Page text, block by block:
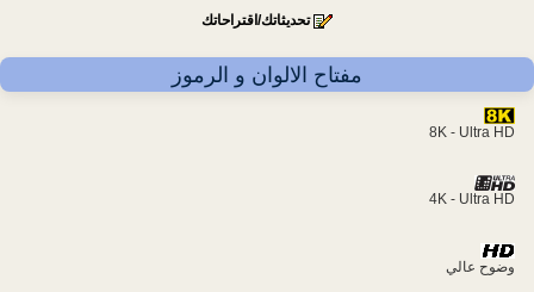
تحديثاتك/اقتراحاتك
مفتاح الالوان و الرموز
8K - Ultra HD
4K - Ultra HD
وضوح عالي